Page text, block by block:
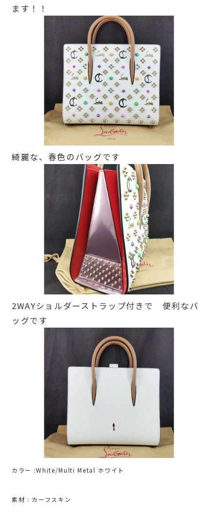
ます！！
綺麗な、春色のバッグです
2WAYショルダーストラップ付きで 便利なバ
ッグです
カラー :White/Multi Metal ホワイト
素材 : カーフスキン